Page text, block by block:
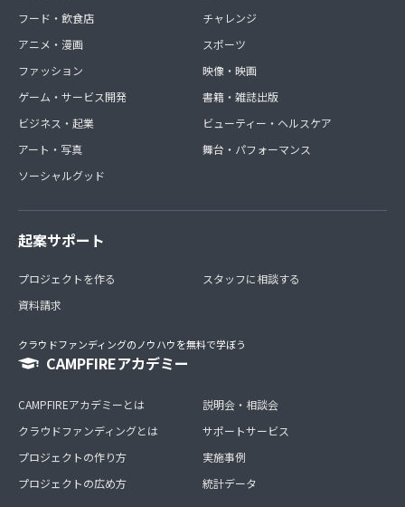
フード・飲食店
アニメ・漫画
ファッション
ゲーム・サービス開発
ビジネス・起業
アート・写真
ソーシャルグッド
チャレンジ
スポーツ
映像・映画
書籍・雑誌出版
ビューティー・ヘルスケア
舞台・パフォーマンス
起案サポート
プロジェクトを作る
資料請求
スタッフに相談する
クラウドファンディングのノウハウを無料で学ぼう
CAMPFIREアカデミー
CAMPFIREアカデミーとは
クラウドファンディングとは
プロジェクトの作り方
プロジェクトの広め方
説明会・相談会
サポートサービス
実施事例
統計データ